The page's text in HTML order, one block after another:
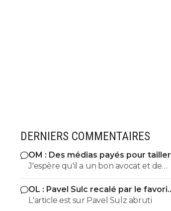
DERNIERS COMMENTAIRES
OM : Des médias payés pour tailler
l’OL, McCourt accusé
J'espère qu'il a un bon avocat et de
bonnes preuves parce qu'il va vite
exploser en vol avec ses différentes
révélations
OL : Pavel Sulc recalé par le favori
numéro 1 du mercato
L'article est sur Pavel Sulz abruti